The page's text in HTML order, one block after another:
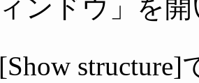
ンドウ」を